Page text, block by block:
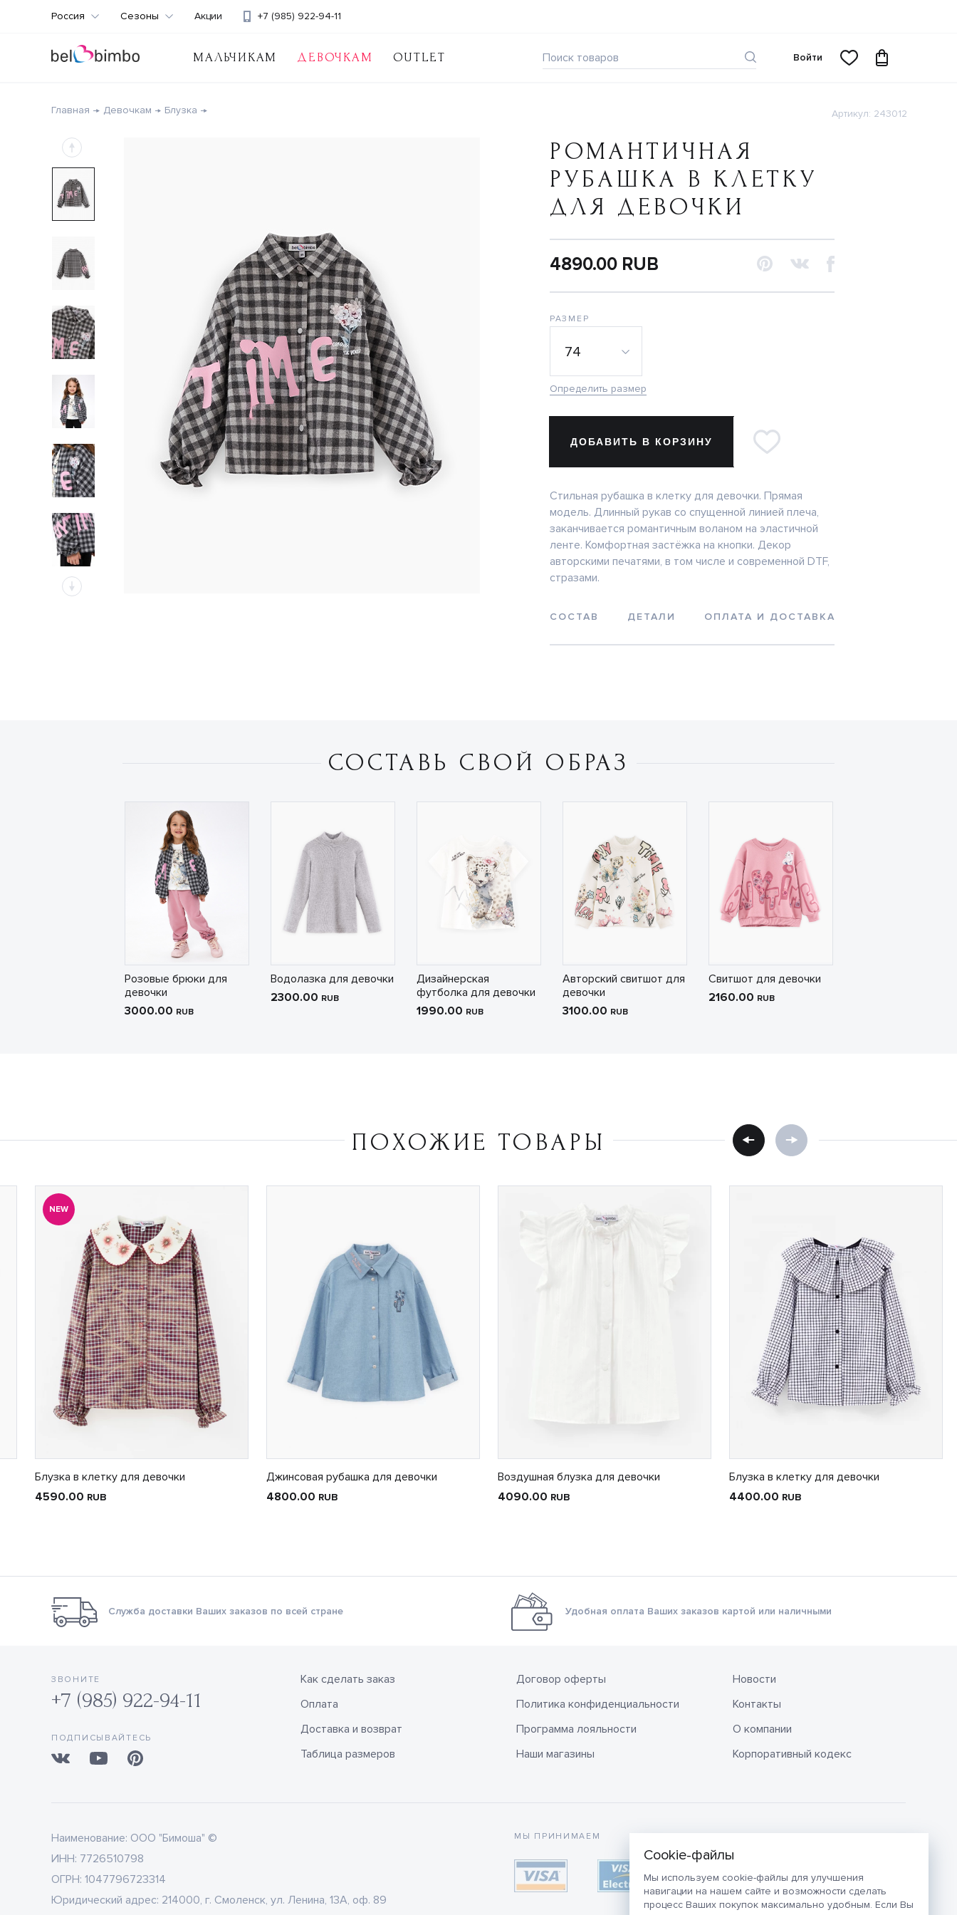
Мы используем cookie-файлы для улучшения
навигации на нашем сайте и возможности сделать
процесс Ваших покупок максимально удобным. Если Вы
МАЛЬЧИКАМ ДЕВОЧКАМ OUTLET
+7 (985) 922-94-11
Россия Сезоны Акции
Войти
Главная Девочкам Блузка Артикул: 243012
РОМАНТИЧНАЯ
РУБАШКА В КЛЕТКУ
ДЛЯ ДЕВОЧКИ
4890.00 RUB
РАЗМЕР
74
Определить размер
ДОБАВИТЬ В КОРЗИНУ
Стильная рубашка в клетку для девочки. Прямая
модель. Длинный рукав со спущенной линией плеча,
заканчивается романтичным воланом на эластичной
ленте. Комфортная застёжка на кнопки. Декор
авторскими печатями, в том числе и современной DTF,
стразами.
СОСТАВ ДЕТАЛИ ОПЛАТА И ДОСТАВКА
СОСТАВЬ СВОЙ ОБРАЗ
Розовые брюки для
девочки
3000.00 RUB
Водолазка для девочки
2300.00 RUB
Дизайнерская
футболка для девочки
1990.00 RUB
Авторский свитшот для
девочки
3100.00 RUB
Свитшот для девочки
2160.00 RUB
ПОХОЖИЕ ТОВАРЫ
NEW
Блузка в клетку для девочки
4590.00 RUB
Джинсовая рубашка для девочки
4800.00 RUB
Воздушная блузка для девочки
4090.00 RUB
Блузка в клетку для девочки
4400.00 RUB
Служба доставки Ваших заказов по всей стране Удобная оплата Ваших заказов картой или наличными
ЗВОНИТЕ
+7 (985) 922-94-11
ПОДПИСЫВАЙТЕСЬ
Как сделать заказ
Оплата
Доставка и возврат
Таблица размеров
Договор оферты
Политика конфиденциальности
Программа лояльности
Наши магазины
Новости
Контакты
О компании
Корпоративный кодекс
Наименование: ООО "Бимоша" ©
ИНН: 7726510798
ОГРН: 1047796723314
Юридический адрес: 214000, г. Смоленск, ул. Ленина, 13А, оф. 89
МЫ ПРИНИМАЕМ